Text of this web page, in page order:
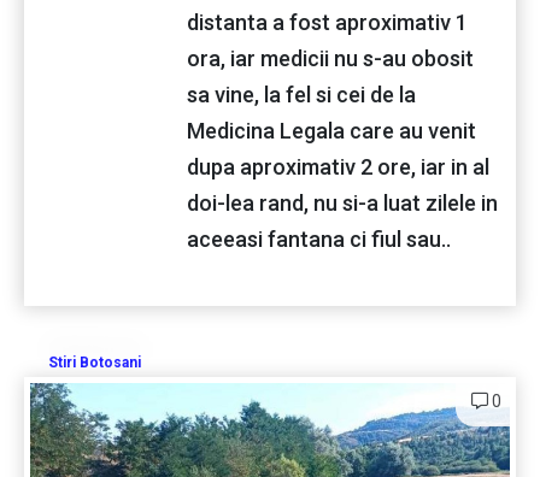
distanta a fost aproximativ 1
ora, iar medicii nu s-au obosit
sa vine, la fel si cei de la
Medicina Legala care au venit
dupa aproximativ 2 ore, iar in al
doi-lea rand, nu si-a luat zilele in
aceeasi fantana ci fiul sau..
Stiri Botosani
0